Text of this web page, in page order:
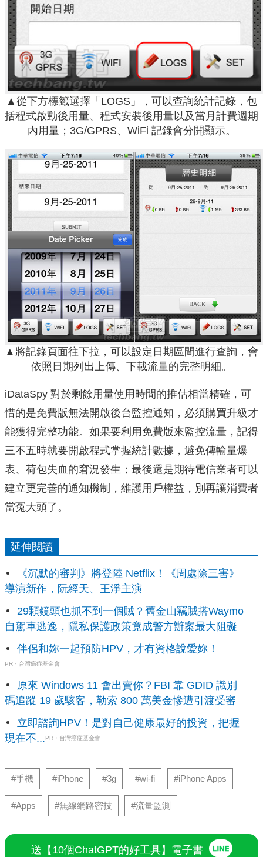
▲從下方標籤選擇「LOGS」，可以查詢統計記錄，包
括程式啟動後用量、程式安裝後用量以及當月計費週期
內用量；3G/GPRS、WiFi 記錄會分開顯示。
▲將記錄頁面往下拉，可以設定日期區間進行查詢，會
依照日期列出上傳、下載流量的完整明細。
iDataSpy 對於剩餘用量使用時間的推估相當精確，可
惜的是免費版無法開啟後台監控通知，必須購買升級才
能獲得完整功能。如果要利用免費版來監控流量，記得
三不五時就要開啟程式掌握統計數據，避免傳輸量爆
表、荷包失血的窘況發生；最後還是期待電信業者可以
建立更完善的通知機制，維護用戶權益，別再讓消費者
當冤大頭了。
延伸閱讀
《沉默的審判》將登陸 Netflix！《周處除三害》
導演新作，阮經天、王淨主演
29顆鏡頭也抓不到一個賊？舊金山竊賊搭Waymo
自駕車逃逸，隱私保護政策竟成警方辦案最大阻礙
伴侶和妳一起預防HPV，才有資格說愛妳！
PR・台灣癌症基金會
原來 Windows 11 會出賣你？FBI 靠 GDID 識別
碼追蹤 19 歲駭客，勒索 800 萬美金慘遭引渡受審
立即諮詢HPV！是對自己健康最好的投資，把握
現在不...PR・台灣癌症基金會
#手機 #iPhone #3g #wi-fi #iPhone Apps
#Apps #無線網路密技 #流量監測
送【10個ChatGPT的好工具】電子書